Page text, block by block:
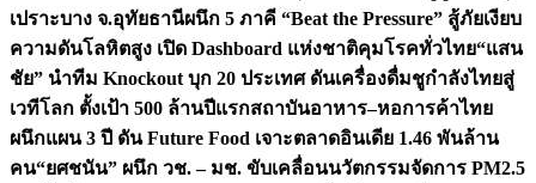
เปราะบาง จ.อุทัยธานีผนึก 5 ภาคี “Beat the Pressure” สู้ภัยเงียบ
ความดันโลหิตสูง เปิด Dashboard แห่งชาติคุมโรคทั่วไทย“แสน
ชัย” นำทีม Knockout บุก 20 ประเทศ ดันเครื่องดื่มชูกำลังไทยสู่
เวทีโลก ตั้งเป้า 500 ล้านปีแรกสถาบันอาหาร–หอการค้าไทย
ผนึกแผน 3 ปี ดัน Future Food เจาะตลาดอินเดีย 1.46 พันล้าน
คน“ยศชนัน” ผนึก วช. – มช. ขับเคลื่อนนวัตกรรมจัดการ PM2.5